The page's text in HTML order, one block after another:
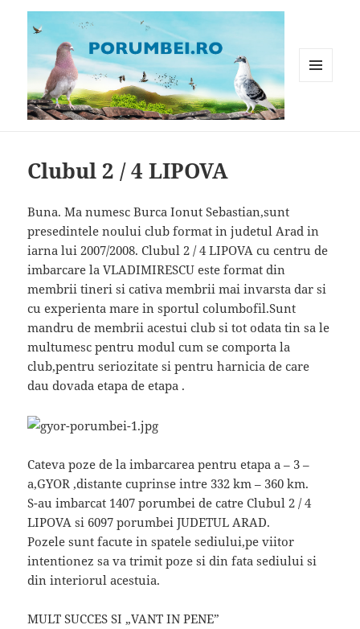
Clubul 2 / 4 LIPOVA
Buna. Ma numesc Burca Ionut Sebastian,sunt
presedintele noului club format in judetul Arad in
iarna lui 2007/2008. Clubul 2 / 4 LIPOVA cu centru de
imbarcare la VLADIMIRESCU este format din
membrii tineri si cativa membrii mai invarsta dar si
cu experienta mare in sportul columbofil.Sunt
mandru de membrii acestui club si tot odata tin sa le
multumesc pentru modul cum se comporta la
club,pentru seriozitate si pentru harnicia de care
dau dovada etapa de etapa .
Cateva poze de la imbarcarea pentru etapa a – 3 –
a,GYOR ,distante cuprinse intre 332 km – 360 km.
S-au imbarcat 1407 porumbei de catre Clubul 2 / 4
LIPOVA si 6097 porumbei JUDETUL ARAD.
Pozele sunt facute in spatele sediului,pe viitor
intentionez sa va trimit poze si din fata sediului si
din interiorul acestuia.
MULT SUCCES SI „VANT IN PENE”